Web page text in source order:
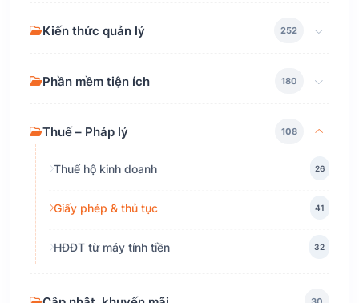
Kiến thức quản lý 252
Phần mềm tiện ích 180
Thuế – Pháp lý 108
Thuế hộ kinh doanh 26
Giấy phép & thủ tục 41
HĐĐT từ máy tính tiền 32